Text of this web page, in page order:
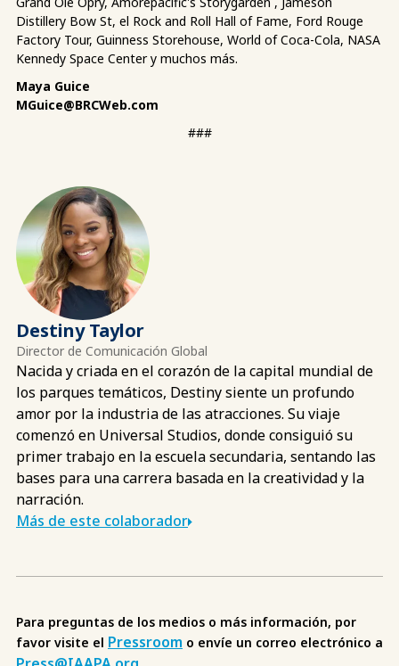
Distillery Bow St, el Rock and Roll Hall of Fame, Ford Rouge
Factory Tour, Guinness Storehouse, World of Coca-Cola, NASA
Kennedy Space Center y muchos más.
Maya Guice
MGuice@BRCWeb.com
###
Destiny Taylor
Director de Comunicación Global
Nacida y criada en el corazón de la capital mundial de
los parques temáticos, Destiny siente un profundo
amor por la industria de las atracciones. Su viaje
comenzó en Universal Studios, donde consiguió su
primer trabajo en la escuela secundaria, sentando las
bases para una carrera basada en la creatividad y la
narración.
Más de este colaborador
Para preguntas de los medios o más información, por
favor visite el Pressroom o envíe un correo electrónico a